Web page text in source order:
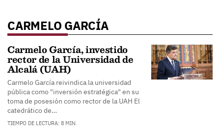
CARMELO GARCÍA
Carmelo García, investido
rector de la Universidad de
Alcalá (UAH)
Carmelo García reivindica la universidad
pública como "inversión estratégica" en su
toma de posesión como rector de la UAH El
catedrático de…
TIEMPO DE LECTURA: 8 MIN.